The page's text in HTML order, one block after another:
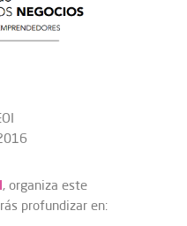
, organiza este
profundizar en: